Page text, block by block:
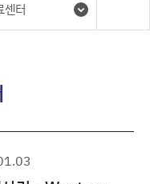
센터